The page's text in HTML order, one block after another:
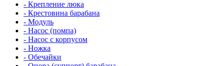
- Крепление люка
- Крестовина барабана
- Модуль
- Насос (помпа)
- Насос c корпусом
- Ножка
- Обечайки